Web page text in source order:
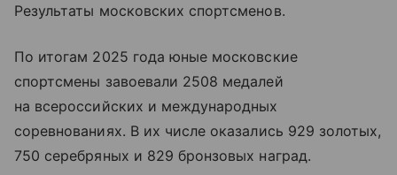
Результаты московских спортсменов.
По итогам 2025 года юные московские
спортсмены завоевали 2508 медалей
на всероссийских и международных
соревнованиях. В их числе оказались 929 золотых,
750 серебряных и 829 бронзовых наград.